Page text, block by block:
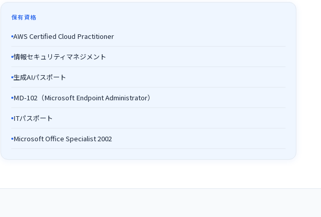
保有資格
AWS Certified Cloud Practitioner
情報セキュリティマネジメント
生成AIパスポート
MD-102（Microsoft Endpoint Administrator）
ITパスポート
Microsoft Office Specialist 2002